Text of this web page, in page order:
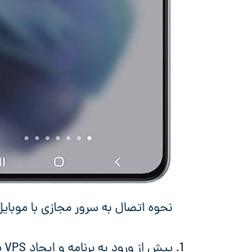
نحوه اتصال به سرور مجازی با